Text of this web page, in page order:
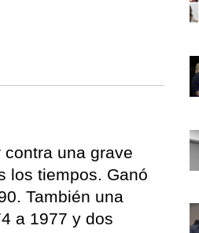
una grave
los tiempos. Ganó
También una
a 1977 y dos